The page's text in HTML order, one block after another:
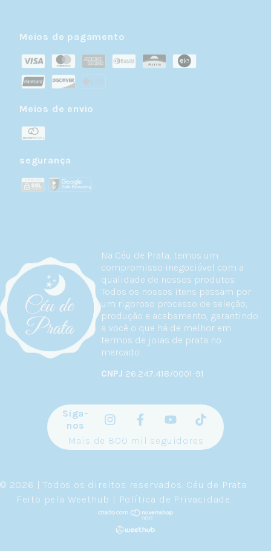
Na Céu de Prata, temos um
compromisso inegociável com a
qualidade de nossos produtos.
Todos os nossos itens passam por
um rigoroso processo de seleção,
produção e acabamento, garantindo
a você o que há de melhor em
termos de joias de prata no
mercado.
CNPJ 26.247.418/0001-91
Meios de pagamento
Meios de envio
segurança
Siga-
nos
Mais de 800 mil seguidores
© 2026 | Todos os direitos reservados. Céu de Prata
Feito pela Weethub | Política de Privacidade